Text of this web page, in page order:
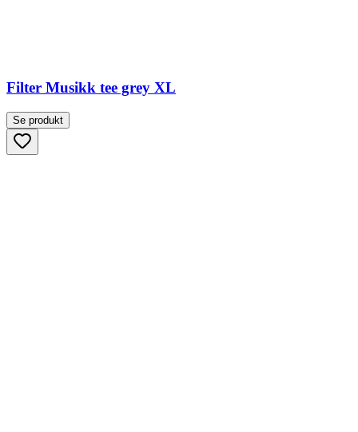
Filter Musikk tee grey XL
Se produkt